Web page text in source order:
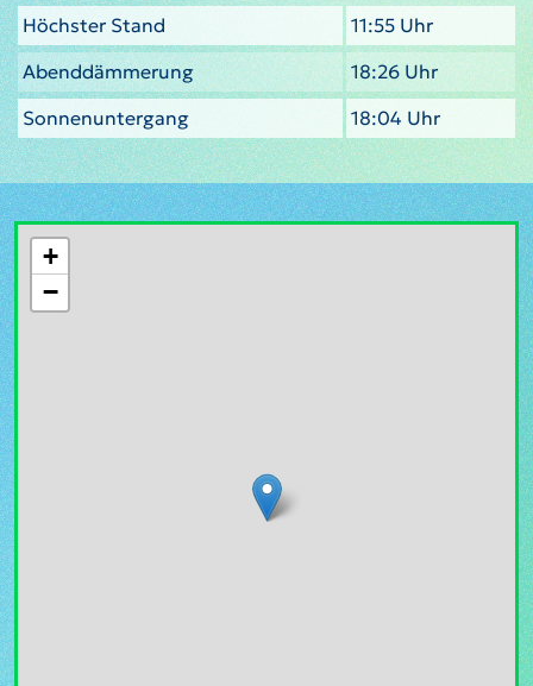
Höchster Stand
11:55 Uhr
Abenddämmerung
18:26 Uhr
Sonnenuntergang
18:04 Uhr
+
−